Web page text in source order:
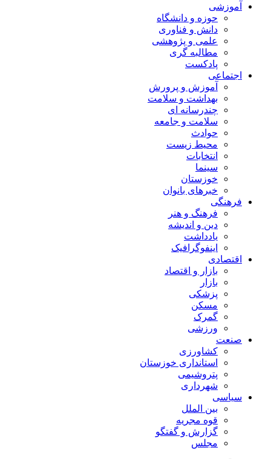
آموزشی
حوزه و دانشگاه
دانش و فناوری
علمی و پژوهشی
مطالبه گری
پادکست
اجتماعی
آموزش و پرورش
بهداشت و سلامت
چندرسانه ای
سلامت و جامعه
حوادث
محیط زیست
انتخابات
سینما
خوزستان
خبرهای بانوان
فرهنگی
فرهنگ و هنر
دین و اندیشه
یادداشت
اینفوگرافیک
اقتصادی
بازار و اقتصاد
بازار
پزشکی
مسکن
گمرک
ورزشی
صنعت
کشاورزی
استانداری خوزستان
پتروشیمی
شهرداری
سیاسی
بین الملل
قوه مجریه
گزارش و گفتگو
مجلس